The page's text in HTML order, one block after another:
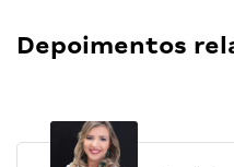
Depoimentos